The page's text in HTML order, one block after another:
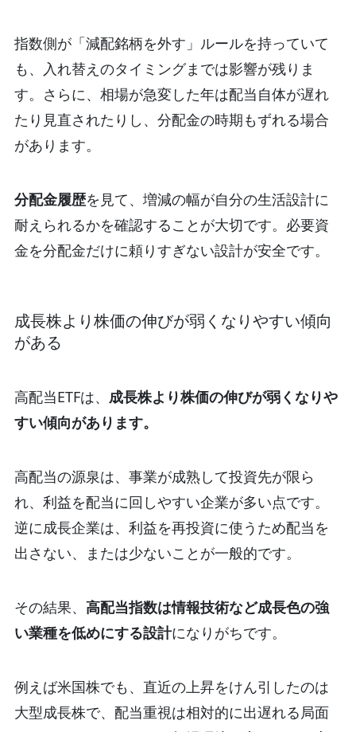
指数側が「減配銘柄を外す」ルールを持っていて
も、入れ替えのタイミングまでは影響が残りま
す。 さらに、相場が急変した年は配当自体が遅れ
たり見直されたりし、分配金の時期もずれる場合
があります。
分配金履歴を見て、増減の幅が自分の生活設計に
耐えられるかを確認することが大切です。 必要資
金を分配金だけに頼りすぎない設計が安全です。
成長株より株価の伸びが弱くなりやすい傾向
がある
高配当ETFは、 成長株より株価の伸びが弱くなりや
すい傾向があります。
高配当の源泉は、事業が成熟して投資先が限ら
れ、利益を配当に回しやすい企業が多い点です。
逆に成長企業は、利益を再投資に使うため配当を
出さない、または少ないことが一般的です。
その結果、 高配当指数は情報技術など成長色の強
い業種を低めにする設計になりがちです。
例えば米国株でも、直近の上昇をけん引したのは
大型成長株で、配当重視は相対的に出遅れる局面